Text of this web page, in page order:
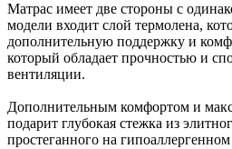
Матрас имеет две стороны с
модели входит слой термолена,
дополнительную поддержку и
который обладает прочностью и
вентиляции.
Дополнительным комфортом и
подарит глубокая стежка из
простеганного на